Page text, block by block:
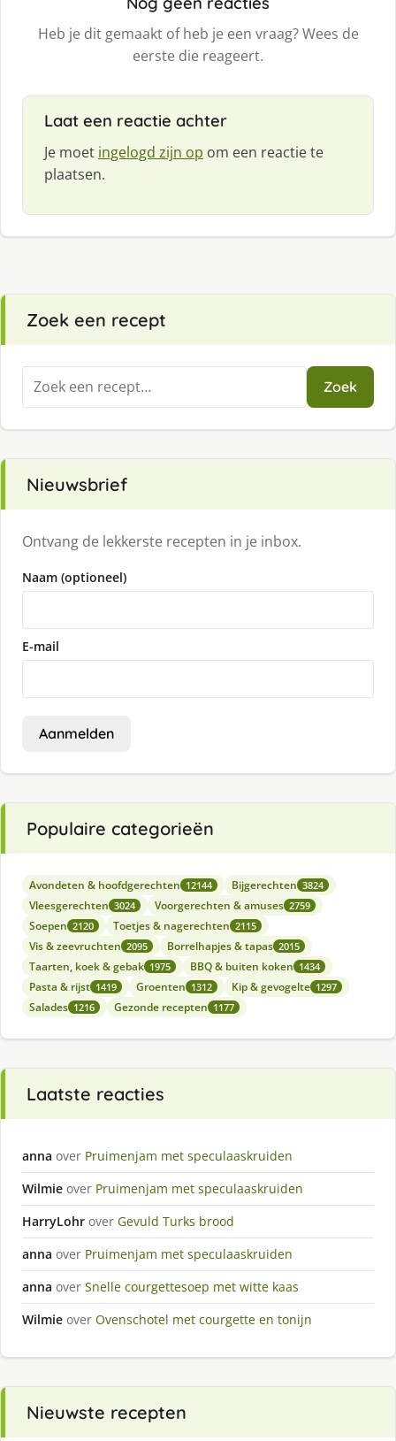
Heb je dit gemaakt of heb je een vraag? Wees de
eerste die reageert.
Laat een reactie achter
Je moet ingelogd zijn op om een reactie te
plaatsen.
Zoek een recept
Zoeken
naar:
Zoek
Nieuwsbrief
Ontvang de lekkerste recepten in je inbox.
Naam (optioneel)
E-mail
Aanmelden
Populaire categorieën
Avondeten & hoofdgerechten 12144 Bijgerechten 3824
Vleesgerechten 3024 Voorgerechten & amuses 2759
Soepen 2120 Toetjes & nagerechten 2115
Vis & zeevruchten 2095 Borrelhapjes & tapas 2015
Taarten, koek & gebak 1975 BBQ & buiten koken 1434
Pasta & rijst 1419 Groenten 1312 Kip & gevogelte 1297
Salades 1216 Gezonde recepten 1177
Laatste reacties
anna over Pruimenjam met speculaaskruiden
Wilmie over Pruimenjam met speculaaskruiden
HarryLohr over Gevuld Turks brood
anna over Pruimenjam met speculaaskruiden
anna over Snelle courgettesoep met witte kaas
Wilmie over Ovenschotel met courgette en tonijn
Nieuwste recepten